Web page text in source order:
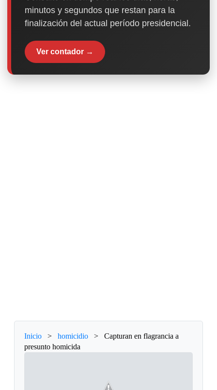
minutos y segundos que restan para la
finalización del actual período presidencial.
Ver contador →
Inicio > homicidio >
Capturan en flagrancia a
presunto homicida